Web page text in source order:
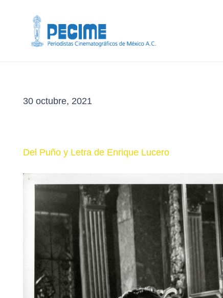
30 octubre, 2021
Del Puño y Letra de Enrique Lucero